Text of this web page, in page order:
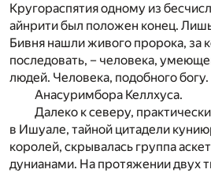
Кругораспятия одному из
айнрити был положен конец.
Бивня нашли живого пророка, за
последовать, – человека,
людей. Человека, подобного богу.
Анасуримбора Келлхуса.
Далеко к северу,
в Ишуале, тайной цитадели
королей, скрывалась группа
дунианами. На протяжении двух